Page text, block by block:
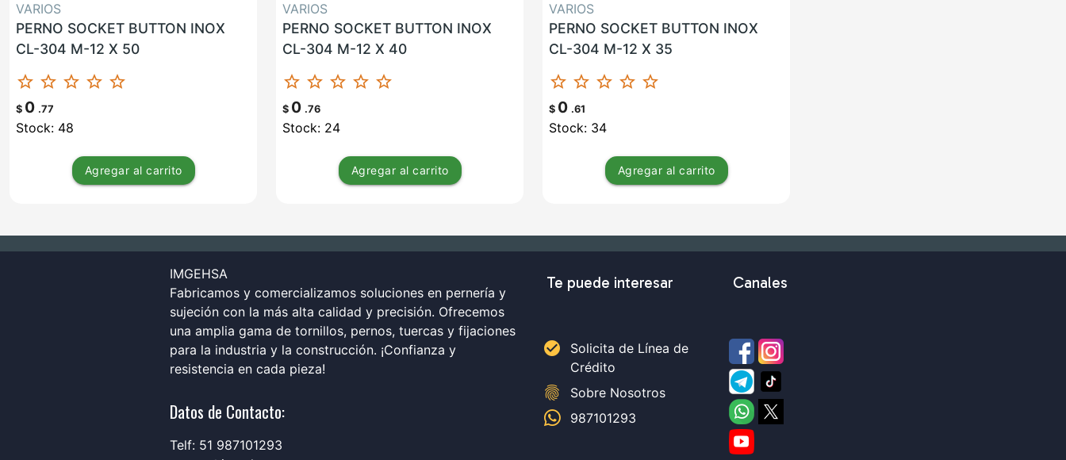
VARIOS
PERNO SOCKET BUTTON INOX
CL-304 M-12 X 50
star_border star_border star_border star_border star_border
$ 0 .77
Stock: 48
Agregar al carrito
VARIOS
PERNO SOCKET BUTTON INOX
CL-304 M-12 X 40
star_border star_border star_border star_border star_border
$ 0 .76
Stock: 24
Agregar al carrito
VARIOS
PERNO SOCKET BUTTON INOX
CL-304 M-12 X 35
star_border star_border star_border star_border star_border
$ 0 .61
Stock: 34
Agregar al carrito
IMGEHSA
Fabricamos y comercializamos soluciones en pernería y
sujeción con la más alta calidad y precisión. Ofrecemos
una amplia gama de tornillos, pernos, tuercas y fijaciones
para la industria y la construcción. ¡Confianza y
resistencia en cada pieza!
Datos de Contacto:
Telf: 51 987101293
Te puede interesar
check_circle
Solicita de Línea de
Crédito
fingerprint
Sobre Nosotros
987101293
Canales